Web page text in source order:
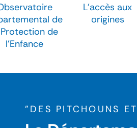
de
de
l'Enfance
L'accès aux
origines
"DES PITCHOUNS